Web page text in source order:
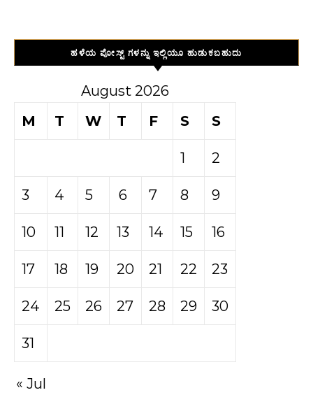
ಹಳೆಯ ಪೋಸ್ಟ್ ಗಳನ್ನು ಇಲ್ಲಿಯೂ ಹುಡುಕಬಹುದು
August 2026
M
T W T F S S
1 2
3 4 5 6 7 8 9
10 11 12 13 14 15 16
17 18 19 20 21 22 23
24 25 26 27 28 29 30
31
« Jul